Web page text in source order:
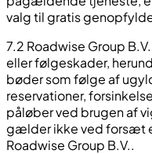
valg til gratis
7.2 Roadwise Group
eller følgeskader,
bøder som følge af
reservationer,
påløber ved brugen af
gælder ikke ved forsæt
Roadwise Group B.V..